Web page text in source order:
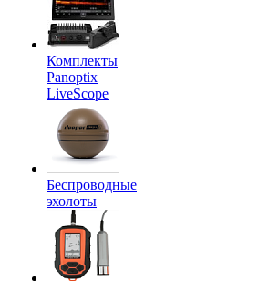
Комплекты
Panoptix
LiveScope
Беспроводные
эхолоты